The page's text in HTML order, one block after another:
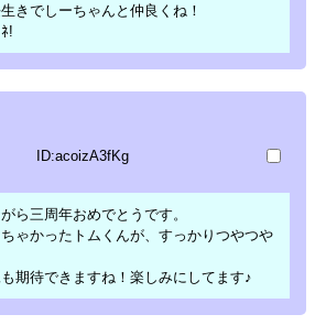
きでしーちゃんと仲良くね！
!
ID:acoizA3fKg
ら三周年おめでとうです。
ゃかったトムくんが、すっかりつやつや
期待できますね！楽しみにしてます♪